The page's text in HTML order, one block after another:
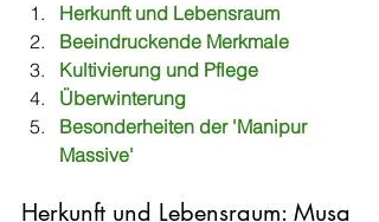
Herkunft und Lebensraum
Beeindruckende Merkmale
Kultivierung und Pflege
Überwinterung
Besonderheiten der 'Manipur
Massive'
Herkunft und Lebensraum: Musa